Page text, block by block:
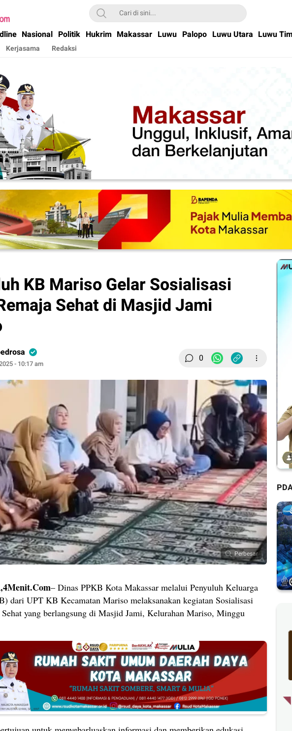
Setiap Hari
Nasional Politik Hukrim Makassar Luwu Palopo Luwu Utara Luwu
Kerjasama Redaksi
KB Mariso Gelar Sosialisasi
Sehat di Masjid Jami
- 10:17 am 0
Perbesar
– Dinas PPKB Kota Makassar melalui Penyuluh Keluarga
dari UPT KB Kecamatan Mariso melaksanakan kegiatan Sosialisasi
yang berlangsung di Masjid Jami, Kelurahan Mariso, Minggu